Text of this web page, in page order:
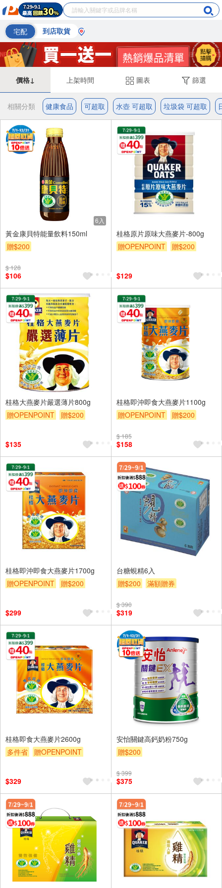
宅配 到店取貨
價格↓ 上架時間 圖表 篩選
相關分類 健康食品 可超取 水壺 可超取 垃圾袋 可超取
6入
黃金康貝特能量飲料150ml
贈$200
$ 128
$106
桂格原片原味大燕麥片-800g
贈OPENPOINT
贈$200
$129
桂格大燕麥片嚴選薄片800g
贈OPENPOINT
贈$200
$135
桂格即沖即食大燕麥片1100g
贈OPENPOINT
贈$200
$ 185
$158
桂格即沖即食大燕麥片1700g
贈OPENPOINT
贈$200
$299
台糖蜆精6入
贈$200
滿額贈券
$ 390
$319
桂格即食大燕麥片2600g
多件省
贈OPENPOINT
$329
安怡關鍵高鈣奶粉750g
贈$200
$ 399
$375